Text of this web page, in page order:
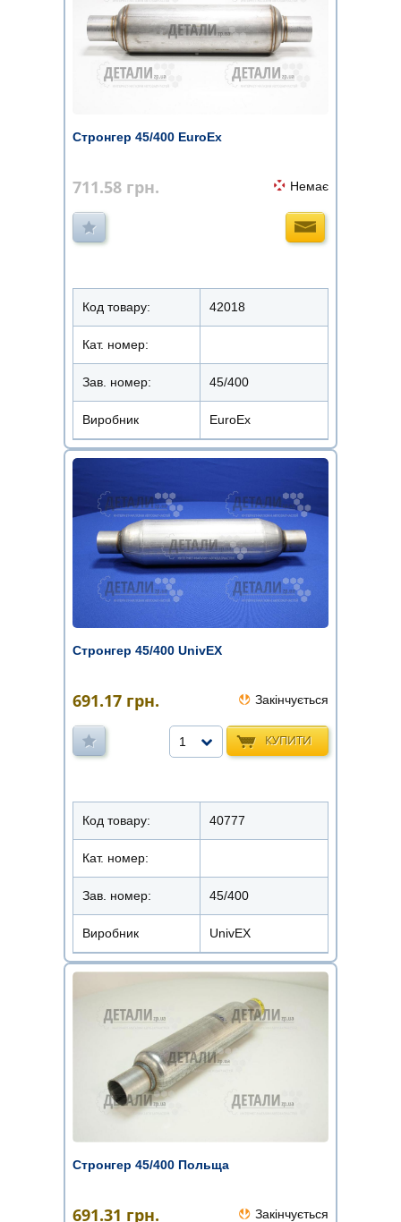
Стронгер 45/400 EuroEx
711.58 грн. Немає
Код товару: 42018
Кат. номер:
Зав. номер: 45/400
Виробник EuroEx
Стронгер 45/400 UnivEX
691.17 грн. Закінчується
КУПИТИ
1
Код товару: 40777
Кат. номер:
Зав. номер: 45/400
Виробник UnivEX
Стронгер 45/400 Польща
691.31 грн. Закінчується